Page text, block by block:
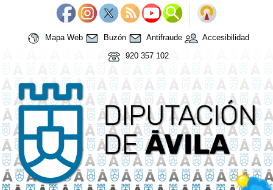
Mapa Web Buzón Antifraude
Accesibilidad
920 357 102